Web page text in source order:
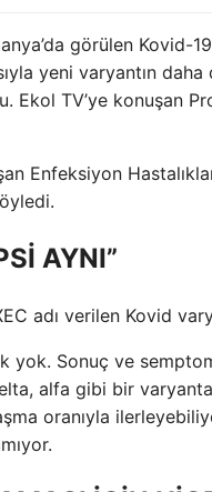
görülen Kovid-
yeni varyantın
Ekol TV’ye konuşan
Enfeksiyon
AYNI”
adı verilen Kovid
yok. Sonuç ve
alfa gibi bir
oranıyla